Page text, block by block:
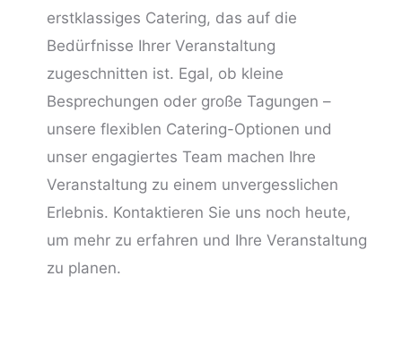
erstklassiges Catering, das auf die
Bedürfnisse Ihrer Veranstaltung
zugeschnitten ist. Egal, ob kleine
Besprechungen oder große Tagungen –
unsere flexiblen Catering-Optionen und
unser engagiertes Team machen Ihre
Veranstaltung zu einem unvergesslichen
Erlebnis. Kontaktieren Sie uns noch heute,
um mehr zu erfahren und Ihre Veranstaltung
zu planen.